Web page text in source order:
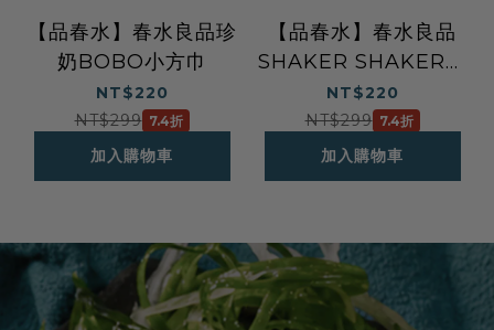
【品春水】春水良品珍
奶BOBO小方巾
NT$220
NT$299 7.4折
加入購物車
【品春水】春水良品
SHAKER SHAKER小
方巾
NT$220
NT$299 7.4折
加入購物車